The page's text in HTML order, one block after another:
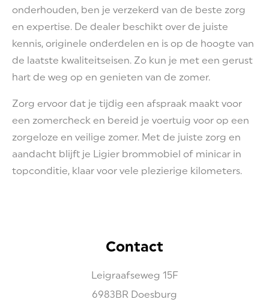
onderhouden, ben je verzekerd van de beste zorg
en expertise. De dealer beschikt over de juiste
kennis, originele onderdelen en is op de hoogte van
de laatste kwaliteitseisen. Zo kun je met een gerust
hart de weg op en genieten van de zomer.
Zorg ervoor dat je tijdig een afspraak maakt voor
een zomercheck en bereid je voertuig voor op een
zorgeloze en veilige zomer. Met de juiste zorg en
aandacht blijft je Ligier brommobiel of minicar in
topconditie, klaar voor vele plezierige kilometers.
Contact
Leigraafseweg 15F
6983BR Doesburg